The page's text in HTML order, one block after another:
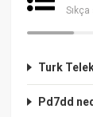
Turk
Pd7dd